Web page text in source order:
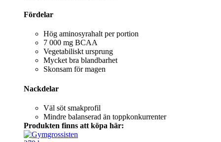
Fördelar
Hög aminosyrahalt per portion
7 000 mg BCAA
Vegetabiliskt ursprung
Mycket bra blandbarhet
Skonsam för magen
Nackdelar
Väl söt smakprofil
Mindre balanserad än toppkonkurrenter
Produkten finns att köpa här: